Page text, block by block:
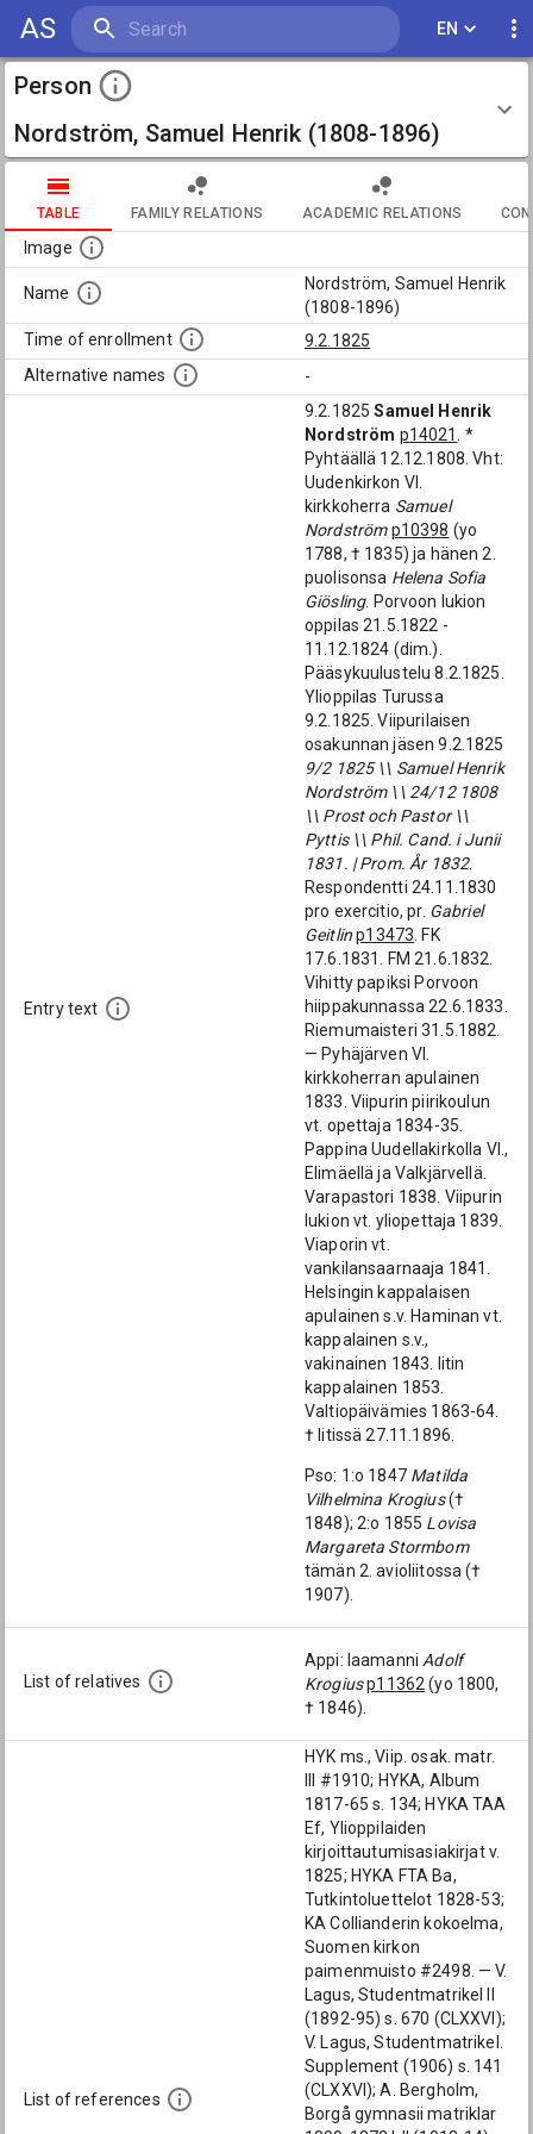
AS EN
Person
Nordström, Samuel Henrik (1808-1896)
TABLE FAMILY RELATIONS ACADEMIC RELATIONS
Image
Name
Nordström, Samuel Henrik
(1808-1896)
Time of enrollment
9.2.1825
Alternative names
-
Entry text
9.2.1825Samuel Henrik
Nordström p14021
. *
Pyhtäällä 12.12.1808. Vht:
Uudenkirkon Vl.
kirkkoherra Samuel
Nordström p10398 (yo
1788, † 1835) ja hänen 2.
puolisonsa Helena Sofia
Giösling. Porvoon lukion
oppilas 21.5.1822 -
11.12.1824 (dim.).
Pääsykuulustelu 8.2.1825.
Ylioppilas Turussa
9.2.1825. Viipurilaisen
osakunnan jäsen 9.2.1825
9/2 1825 \\ Samuel Henrik
Nordström \\ 24/12 1808
\\ Prost och Pastor \\
Pyttis \\ Phil. Cand. i Junii
1831. | Prom. År 1832.
Respondentti 24.11.1830
pro exercitio, pr. Gabriel
Geitlin p13473 . FK
17.6.1831. FM 21.6.1832.
Vihitty papiksi Porvoon
hiippakunnassa 22.6.1833.
Riemumaisteri 31.5.1882.
— Pyhäjärven Vl.
kirkkoherran apulainen
1833. Viipurin piirikoulun
vt. opettaja 1834-35.
Pappina Uudellakirkolla Vl.,
Elimäellä ja Valkjärvellä.
Varapastori 1838. Viipurin
lukion vt. yliopettaja 1839.
Viaporin vt.
vankilansaarnaaja 1841.
Helsingin kappalaisen
apulainen s.v. Haminan vt.
kappalainen s.v.,
vakinainen 1843. Iitin
kappalainen 1853.
Valtiopäivämies 1863-64.
† Iitissä 27.11.1896.
Pso: 1:o 1847 Matilda
Vilhelmina Krogius(†
1848); 2:o 1855 Lovisa
Margareta Stormbom
tämän 2. avioliitossa (†
1907).
List of relatives
Appi: laamanni Adolf
Krogiusp11362 (yo 1800,
† 1846).
List of references
HYK ms., Viip. osak. matr.
III #1910; HYKA, Album
1817-65 s. 134; HYKA TAA
Ef, Ylioppilaiden
kirjoittautumisasiakirjat v.
1825; HYKA FTA Ba,
Tutkintoluettelot 1828-53;
KA Collianderin kokoelma,
Suomen kirkon
paimenmuisto #2498. — V.
Lagus, Studentmatrikel II
(1892-95) s. 670 (CLXXVI);
V. Lagus, Studentmatrikel.
Supplement (1906) s. 141
(CLXXVI); A. Bergholm,
Borgå gymnasii matriklar